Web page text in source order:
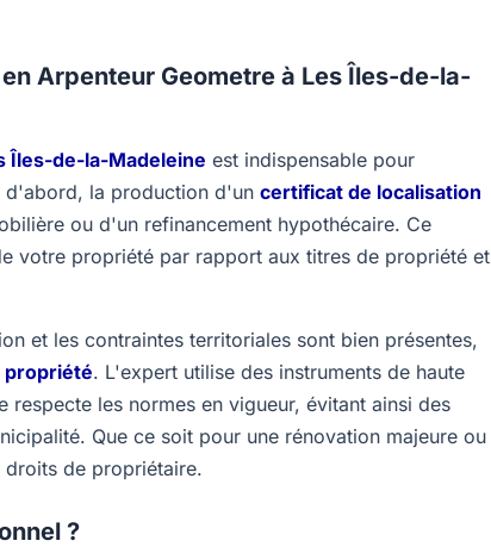
Arpenteur Geometre à Les Îles-de-la-
Îles-de-la-Madeleine est indispensable pour
d'abord, la production d'un certificat de localisation
ou d'un refinancement hypothécaire. Ce
votre propriété par rapport aux titres de propriété et
et les contraintes territoriales sont bien présentes,
propriété. L'expert utilise des instruments de haute
respecte les normes en vigueur, évitant ainsi des
Que ce soit pour une rénovation majeure ou
droits de propriétaire.
?